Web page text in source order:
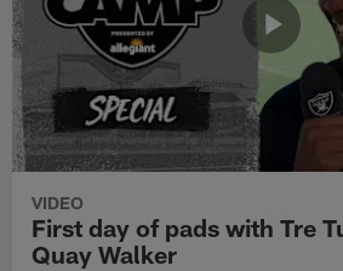
VIDEO
First day of pads with Tre
Quay Walker